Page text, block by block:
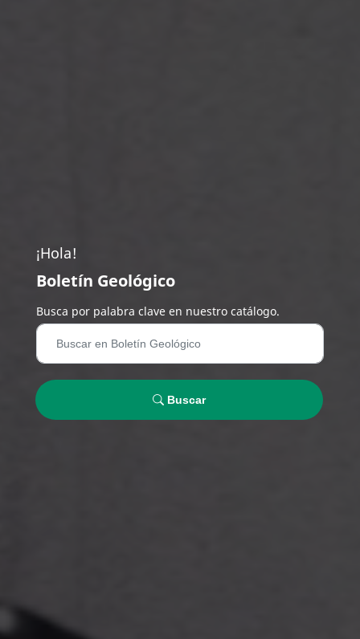
¡Hola!
Boletín Geológico
Busca por palabra clave en nuestro catálogo.
Buscar